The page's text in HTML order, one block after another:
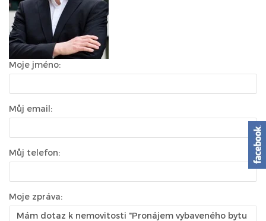
Moje jméno:
Můj email:
Můj telefon:
Moje zpráva: